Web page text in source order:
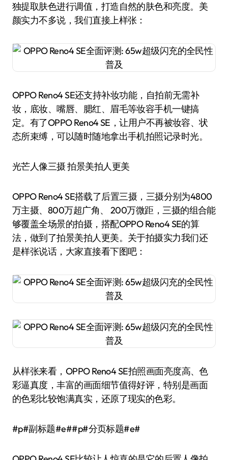
独提取肤色进行调值，打造自然的肤色和亮度。美
颜实力不多说，我们直接上样张：
OPPO Reno4 SE还支持补妆功能，自拍前无需补
妆，底妆、嘴唇、腮红、眉毛等妆容手机一键搞
定。有了OPPO Reno4 SE，让用户不再被妆容、状
态所束缚，可以随时随地拿出手机拍照记录时光。
光芒人像三摄 拍景美拍人更美
OPPO Reno4 SE搭载了后置三摄，三摄分别为4800
万主摄、800万超广角、 200万微距，三摄的组合能
够覆盖全场景的拍摄，搭配OPPO Reno4 SE的算
法，做到了拍景美拍人更美。关于拍摄实力我们还
是样张说话，大家直接看下图吧：
从样张来看，OPPO Reno4 SE拍照画面亮度高、色
彩逼真度，丰富的画面细节值得好评，特别是画面
的色彩比较饱满真实，还原了现实的色彩。
#p#副标题#e##p#分页标题#e#